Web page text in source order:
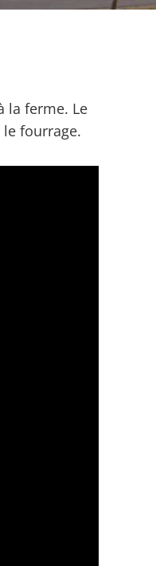
la ferme. Le
le fourrage.